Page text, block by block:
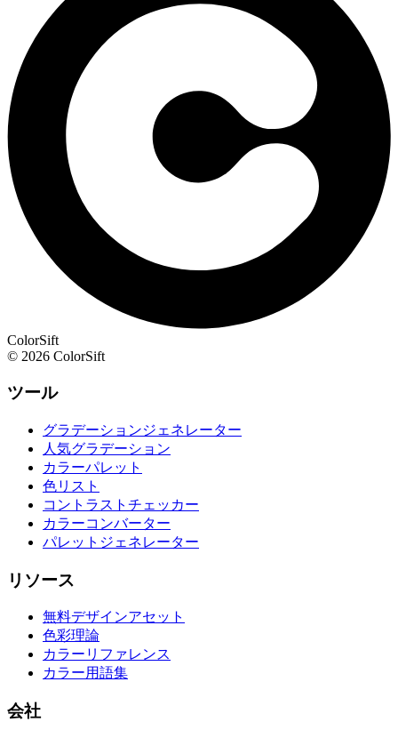
ColorSift
© 2026 ColorSift
ツール
グラデーションジェネレーター
人気グラデーション
カラーパレット
色リスト
コントラストチェッカー
カラーコンバーター
パレットジェネレーター
リソース
無料デザインアセット
色彩理論
カラーリファレンス
カラー用語集
会社